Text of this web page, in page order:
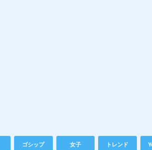
ゴシップ 女子 トレンド